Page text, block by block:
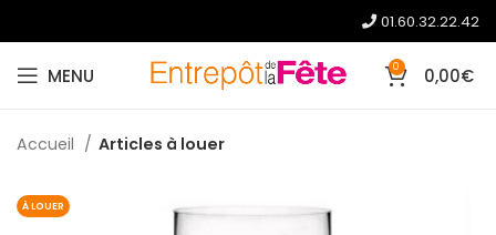
01.60.32.22.42
MENU 0 0,00€
Accueil Articles à louer
À LOUER